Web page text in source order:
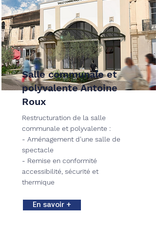
Salle communale et
polyvalente Antoine
Roux
Restructuration de la salle
communale et polyvalente :
- Aménagement d'une salle de
spectacle
- Remise en conformité
accessibilité, sécurité et
thermique
En savoir +